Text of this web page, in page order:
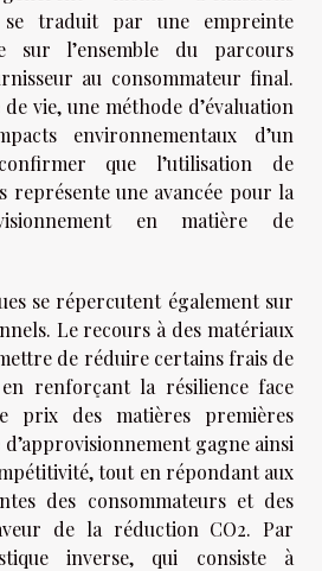
se traduit par une empreinte
sur l’ensemble du parcours
au consommateur final.
de vie, une méthode d’évaluation
environnementaux d’un
que l’utilisation de
représente une avancée pour la
en matière de
se répercutent également sur
Le recours à des matériaux
de réduire certains frais de
renforçant la résilience face
prix des matières premières
gagne ainsi
tout en répondant aux
des consommateurs et des
de la réduction CO2. Par
inverse, qui consiste à